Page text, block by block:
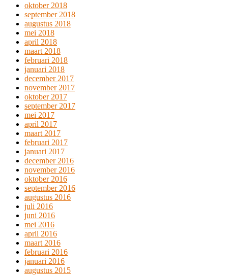
oktober 2018
september 2018
augustus 2018
mei 2018
april 2018
maart 2018
februari 2018
januari 2018
december 2017
november 2017
oktober 2017
september 2017
mei 2017
april 2017
maart 2017
februari 2017
januari 2017
december 2016
november 2016
oktober 2016
september 2016
augustus 2016
juli 2016
juni 2016
mei 2016
april 2016
maart 2016
februari 2016
januari 2016
augustus 2015